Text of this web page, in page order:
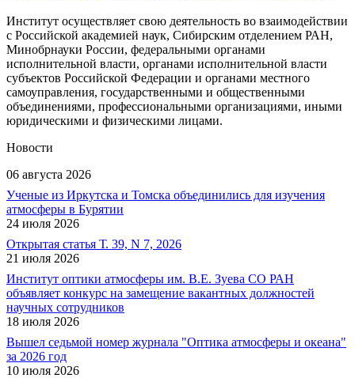
Институт осуществляет свою деятельность во взаимодействии
с Российской академией наук, Сибирским отделением РАН,
Минобрнауки России, федеральными органами
исполнительной власти, органами исполнительной власти
субъектов Российской Федерации и органами местного
самоуправления, государственными и общественными
объединениями, профессиональными организациями, иными
юридическими и физическими лицами.
Новости
06 августа 2026
Ученые из Иркутска и Томска объединились для изучения
атмосферы в Бурятии
24 июля 2026
Открытая статья Т. 39, N 7, 2026
21 июля 2026
Институт оптики атмосферы им. В.Е. Зуева СО РАН
объявляет конкурс на замещение вакантных должностей
научных сотрудников
18 июля 2026
Вышел седьмой номер журнала "Оптика атмосферы и океана"
за 2026 год
10 июля 2026